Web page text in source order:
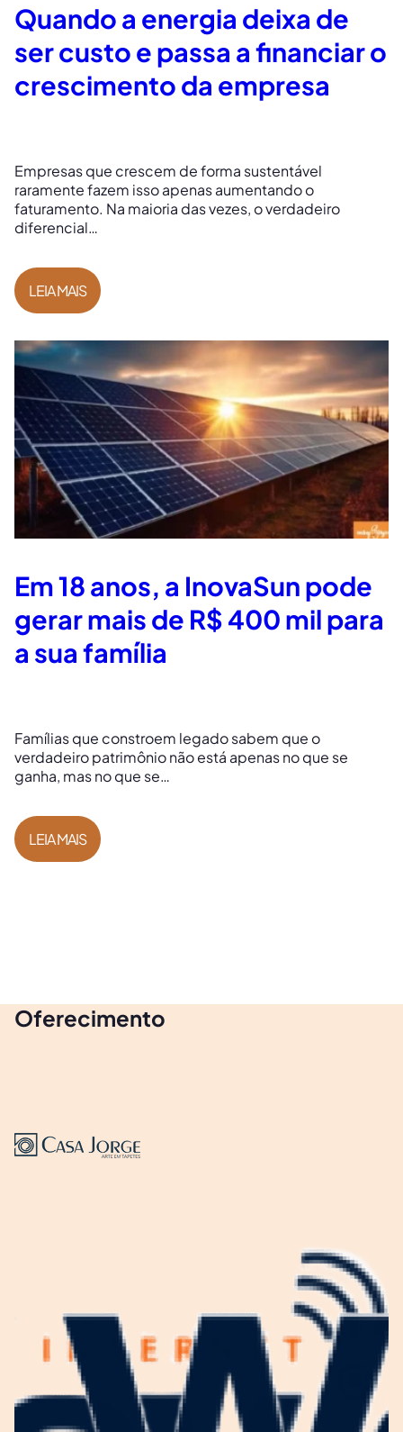
Quando a energia deixa de
ser custo e passa a financiar o
crescimento da empresa
Empresas que crescem de forma sustentável
raramente fazem isso apenas aumentando o
faturamento. Na maioria das vezes, o verdadeiro
diferencial…
LEIA MAIS
Em 18 anos, a InovaSun pode
gerar mais de R$ 400 mil para
a sua família
Famílias que constroem legado sabem que o
verdadeiro patrimônio não está apenas no que se
ganha, mas no que se…
LEIA MAIS
Oferecimento